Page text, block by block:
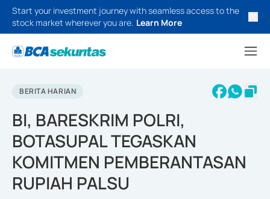
Start your investment journey with seamless access to the
stock market wherever you are. Learn More
BERITA HARIAN
BI, BARESKRIM POLRI,
BOTASUPAL TEGASKAN
KOMITMEN PEMBERANTASAN
RUPIAH PALSU